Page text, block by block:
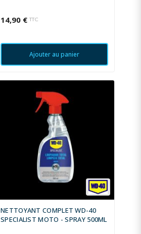
14,90 € TTC
Ajouter au panier
NETTOYANT COMPLET WD-40
SPECIALIST MOTO - SPRAY 500ML